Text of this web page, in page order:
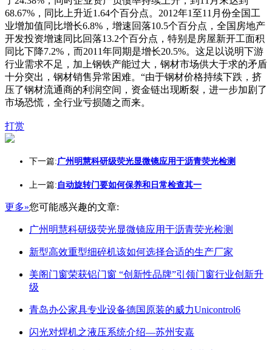
68.67%，同比上升近1.64个百分点。2012年1至11月份全国工
业增加值同比增长6.8%，增速回落10.5个百分点，全国房地产
开发投资增速同比回落13.2个百分点，特别是房屋新开工面积
同比下降7.2%，而2011年同期是增长20.5%。这足以说明下游
行业需求不足，加上钢铁产能过大，钢材市场供大于求的矛盾
十分突出，钢材销售异常困难。“由于钢材价格持续下跌，挤
压了钢材流通商的利润空间，资金链出现断裂，进一步加剧了
市场恐慌，全行业亏损随之而来。
打赏
下一篇:广州明慧科研级荧光显微镜应用于沥青荧光检测
上一篇: 自动旋转门要如何保养和日常检查其一
更多»您可能感兴趣的文章:
广州明慧科研级荧光显微镜应用于沥青荧光检测
新型高效重型细碎机该如何选择合适的生产厂家
美阁门窗荣获铝门窗 “创新性品牌”引领门窗行业创新升
级
青岛办公家具专业设备德国原装的威力Unicontrol6
闪光对焊机之液压系统介绍—苏州安嘉